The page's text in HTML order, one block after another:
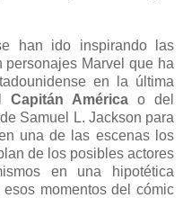
han ido inspirando las
Marvel que ha
en la última
Capitán América o del
Samuel L. Jackson para
una de las escenas los
de los posibles actores
en una hipotética
momentos del cómic